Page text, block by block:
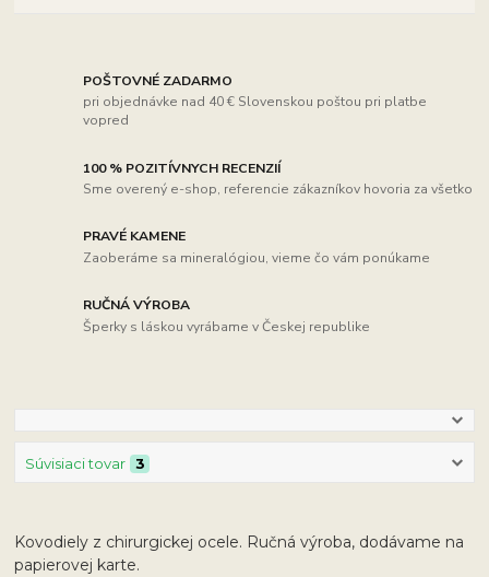
POŠTOVNÉ ZADARMO
pri objednávke nad 40 € Slovenskou poštou pri platbe
vopred
100 % POZITÍVNYCH RECENZIÍ
Sme overený e-shop, referencie zákazníkov hovoria za všetko
PRAVÉ KAMENE
Zaoberáme sa mineralógiou, vieme čo vám ponúkame
RUČNÁ VÝROBA
Šperky s láskou vyrábame v Českej republike
Súvisiaci tovar 3
Kovodiely z chirurgickej ocele. Ručná výroba, dodávame na
papierovej karte.